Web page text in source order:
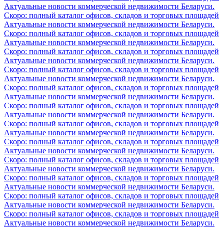
Актуальные новости коммерческой недвижимости Беларуси.
Скоро: полный каталог офисов, складов и торговых площадей
Актуальные новости коммерческой недвижимости Беларуси.
Скоро: полный каталог офисов, складов и торговых площадей
Актуальные новости коммерческой недвижимости Беларуси.
Скоро: полный каталог офисов, складов и торговых площадей
Актуальные новости коммерческой недвижимости Беларуси.
Скоро: полный каталог офисов, складов и торговых площадей
Актуальные новости коммерческой недвижимости Беларуси.
Скоро: полный каталог офисов, складов и торговых площадей
Актуальные новости коммерческой недвижимости Беларуси.
Скоро: полный каталог офисов, складов и торговых площадей
Актуальные новости коммерческой недвижимости Беларуси.
Скоро: полный каталог офисов, складов и торговых площадей
Актуальные новости коммерческой недвижимости Беларуси.
Скоро: полный каталог офисов, складов и торговых площадей
Актуальные новости коммерческой недвижимости Беларуси.
Скоро: полный каталог офисов, складов и торговых площадей
Актуальные новости коммерческой недвижимости Беларуси.
Скоро: полный каталог офисов, складов и торговых площадей
Актуальные новости коммерческой недвижимости Беларуси.
Скоро: полный каталог офисов, складов и торговых площадей
Актуальные новости коммерческой недвижимости Беларуси.
Скоро: полный каталог офисов, складов и торговых площадей
Актуальные новости коммерческой недвижимости Беларуси.